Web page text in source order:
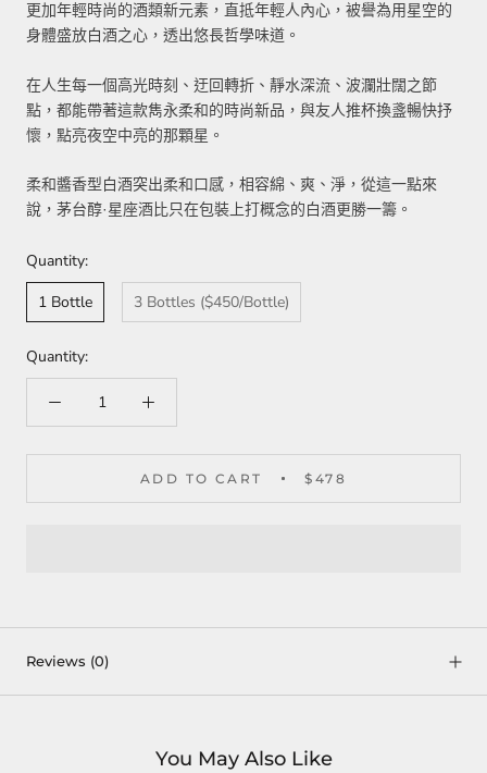
更加年輕時尚的酒類新元素，直抵年輕人內心，被譽為用星空的
身體盛放白酒之心，透出悠長哲學味道。
在人生每一個高光時刻、迂回轉折、靜水深流、波瀾壯闊之節
點，都能帶著這款雋永柔和的時尚新品，與友人推杯換盞暢快抒
懷，點亮夜空中亮的那顆星。
柔和醬香型白酒突出柔和口感，相容綿、爽、淨，從這一點來
說，茅台醇·星座酒比只在包裝上打概念的白酒更勝一籌。
Quantity:
1 Bottle
3 Bottles ($450/Bottle)
Quantity:
ADD TO CART $478
Reviews (0)
You May Also Like